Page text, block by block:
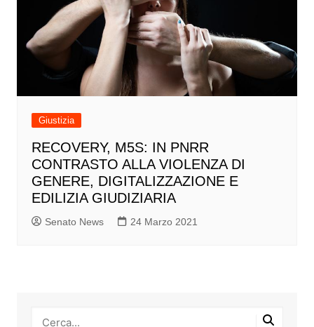
Giustizia
RECOVERY, M5S: IN PNRR
CONTRASTO ALLA VIOLENZA DI
GENERE, DIGITALIZZAZIONE E
EDILIZIA GIUDIZIARIA
Senato News 24 Marzo 2021